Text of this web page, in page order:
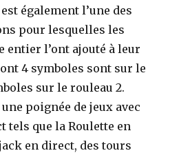
également l’une des
pour lesquelles les
entier l’ont ajouté à leur
4 symboles sont sur le
sur le rouleau 2.
poignée de jeux avec
tels que la Roulette en
en direct, des tours